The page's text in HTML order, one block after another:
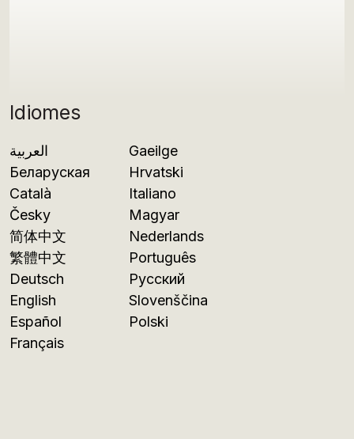
Idiomes
العربية
Беларуская
Català
Česky
简体中文
繁體中文
Deutsch
English
Español
Français
Gaeilge
Hrvatski
Italiano
Magyar
Nederlands
Português
Русский
Slovenščina
Polski